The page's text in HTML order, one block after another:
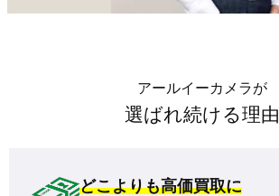
アールイーカメラが
選ばれ続ける理由
どこよりも高価買取に